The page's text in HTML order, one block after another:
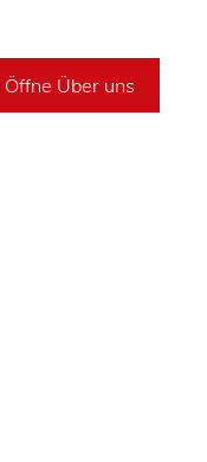
Öffne Über uns